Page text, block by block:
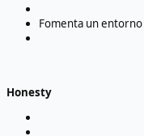
Fomenta un entorno
Honesty